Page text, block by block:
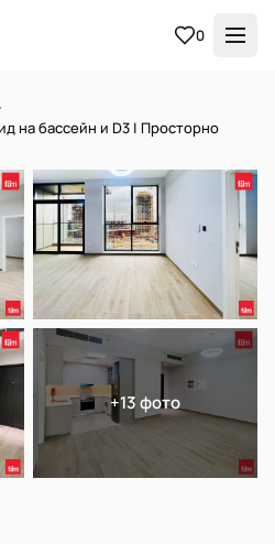
0
на бассейн и D3 | Просторно
+13 фото